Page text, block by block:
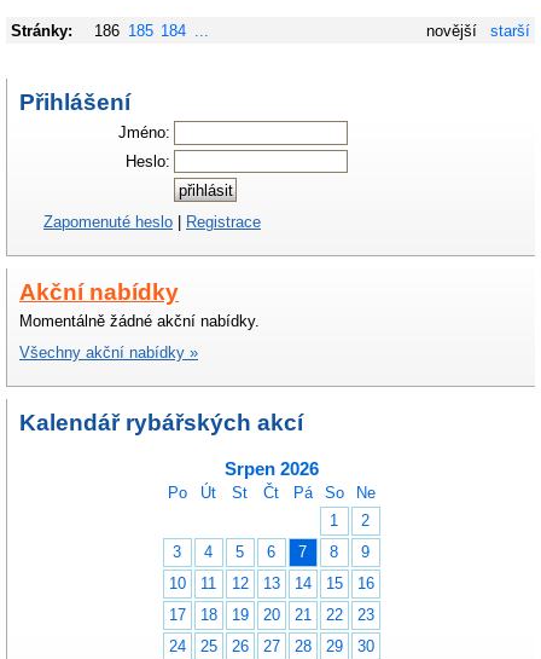
novější starší
Stránky: 186 185 184
Přihlášení
Jméno:
Heslo:
Zapomenuté heslo Registrace
Akční nabídky
Momentálně žádné akční nabídky.
Všechny akční nabídky »
Kalendář rybářských akcí
Srpen 2026
Po Út St Čt Pá So
Ne
1
2
3
4 5 6 7 8
9
10
11 12 13 14 15
16
17
18 19 20 21 22
23
24
25 26 27 28 29
30